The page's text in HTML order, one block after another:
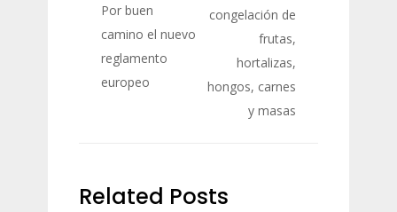
Por buen
camino el nuevo
reglamento
europeo
congelación de
frutas,
hortalizas,
hongos, carnes
y masas
Related Posts